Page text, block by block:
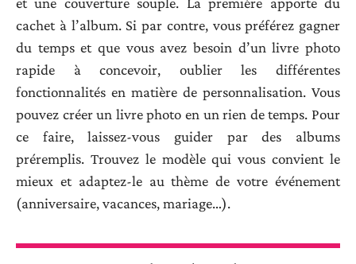
cachet à l’album. Si par contre, vous préférez gagner
du temps et que vous avez besoin d’un livre photo
rapide à concevoir, oublier les différentes
fonctionnalités en matière de personnalisation. Vous
pouvez créer un livre photo en un rien de temps. Pour
ce faire, laissez-vous guider par des albums
préremplis. Trouvez le modèle qui vous convient le
mieux et adaptez-le au thème de votre événement
(anniversaire, vacances, mariage…).